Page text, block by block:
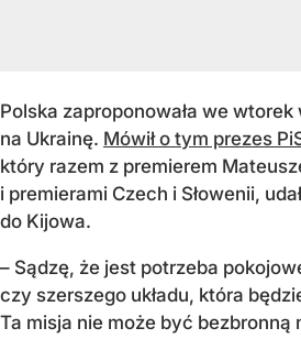
Polska zaproponowała we wtorek
na Ukrainę. Mówił o tym prezes
który razem z premierem
i premierami Czech i Słowenii,
do Kijowa.
– Sądzę, że jest potrzeba
czy szerszego układu, która
Ta misja nie może być bezbronną